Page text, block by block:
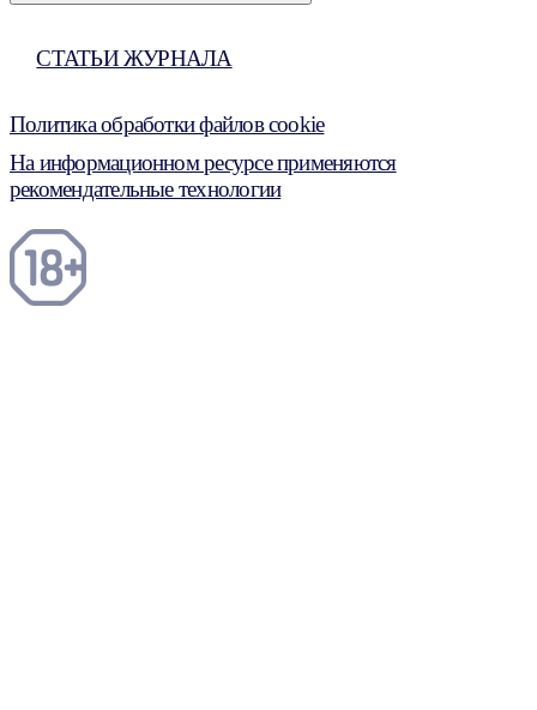
СТАТЬИ ЖУРНАЛА
Политика обработки файлов cookie
На информационном ресурсе применяются
рекомендательные технологии